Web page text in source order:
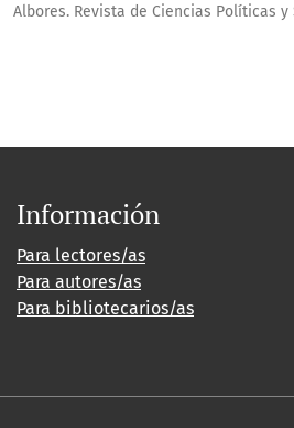
Albores. Revista de Ciencias Políticas y
Información
Para lectores/as
Para autores/as
Para bibliotecarios/as